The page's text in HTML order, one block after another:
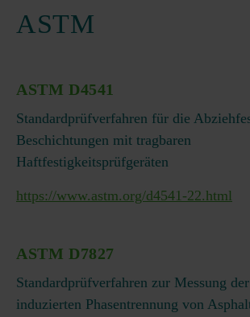
ASTM
ASTM D4541
Standardprüfverfahren für die
Beschichtungen mit tragbaren
Haftfestigkeitsprüfgeräten
https://www.astm.org/d4541-22.html
ASTM D7827
Standardprüfverfahren zur Messung
induzierten Phasentrennung von